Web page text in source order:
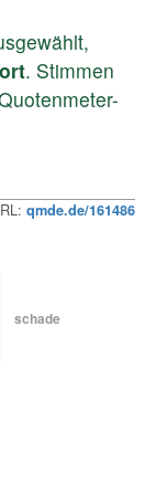
. Stimmen
qmde.de/161486
schade